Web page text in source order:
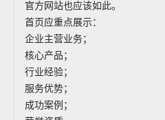
官方网站也应该如此。
首页应重点展示：
企业主营业务；
核心产品；
行业经验；
服务优势；
成功案例；